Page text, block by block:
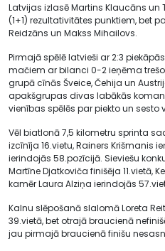
Latvijas izlasē Martins Klaucāns un
(1+1) rezultativitātes punktiem, bet
Reidzāns un Makss Mihailovs.
Pirmajā spēlē latvieši ar 2:3
mačiem ar bilanci 0-2 ieņēma
grupā cīnās Šveice, Čehija un
apakšgrupas divas labākās
vienības spēlēs par piekto un sesto
Vēl biatlonā 7,5 kilometru sprinta
izcīnīja 16.vietu, Rainers Krišmanis
ierindojās 58.pozīcijā. Sieviešu
Martīne Djatkoviča finišēja 11.vietā,
kamēr Laura Alziņa ierindojās
Kalnu slēpošanā slalomā Loreta
39.vietā, bet otrajā braucienā
jau pirmajā braucienā finišu